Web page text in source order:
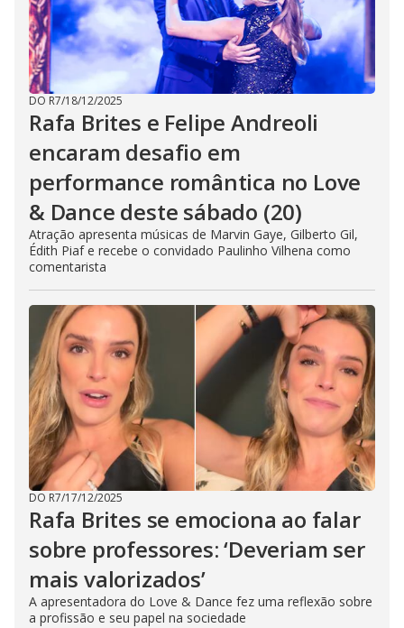
DO R7/18/12/2025
Rafa Brites e Felipe Andreoli
encaram desafio em
performance romântica no Love
& Dance deste sábado (20)
Atração apresenta músicas de Marvin Gaye, Gilberto Gil,
Édith Piaf e recebe o convidado Paulinho Vilhena como
comentarista
DO R7/17/12/2025
Rafa Brites se emociona ao falar
sobre professores: ‘Deveriam ser
mais valorizados’
A apresentadora do Love & Dance fez uma reflexão sobre
a profissão e seu papel na sociedade